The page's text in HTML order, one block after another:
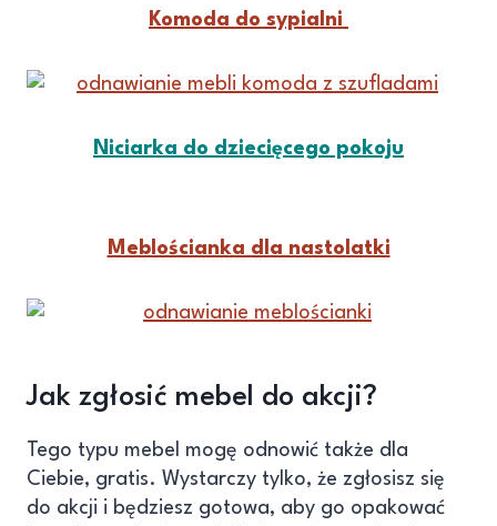
Komoda do sypialni
Niciarka do dziecięcego pokoju
Meblościanka dla nastolatki
Jak zgłosić mebel do akcji?
Tego typu mebel mogę odnowić także dla
Ciebie, gratis. Wystarczy tylko, że zgłosisz się
do akcji i będziesz gotowa, aby go opakować